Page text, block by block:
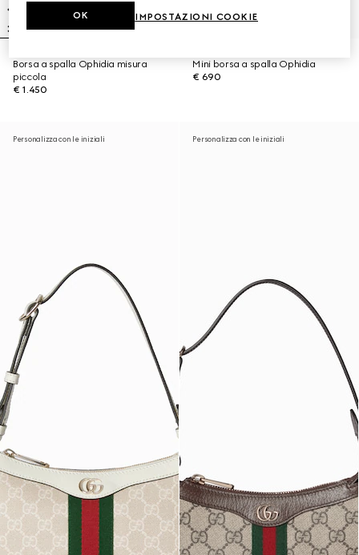
Borsa a spalla Ophidia misura
piccola
€ 1.450
Mini borsa a spalla Ophidia
€ 690
Personalizza con le iniziali Personalizza con le iniziali
IMPOSTAZIONI COOKIE
OK